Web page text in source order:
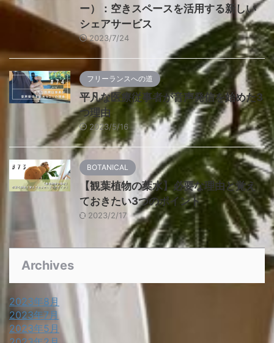
ー）：空きスペースを活用する新しい
シェアサービス
2023/7/24
フリーランスへの道
平凡な医療従事者が音声発信を始めた3
つ理由
2023/5/16
BOTANICAL
【観葉植物の葉水】必要な理由と覚え
ておきたい3つのポイント
2023/2/17
Archives
2023年8月
2023年7月
2023年5月